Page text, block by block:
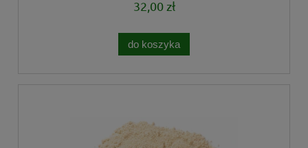
32,00 zł
do koszyka